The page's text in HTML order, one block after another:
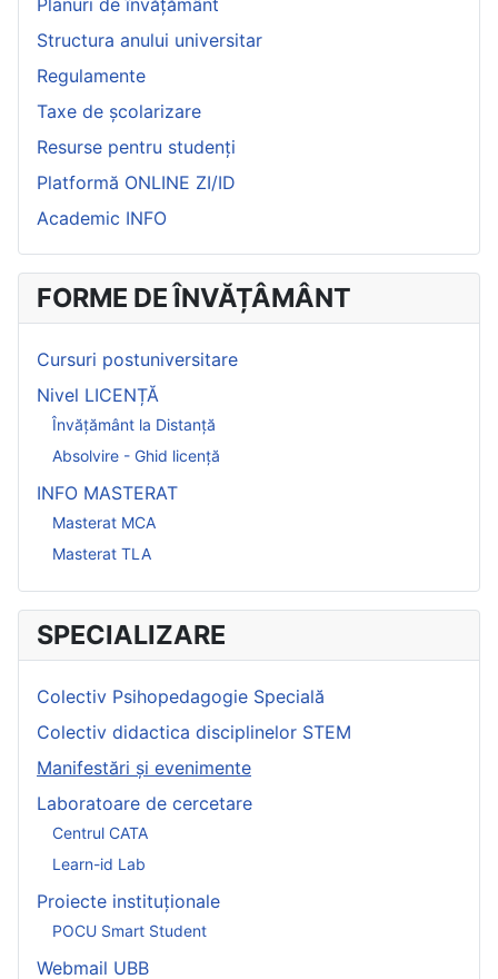
Planuri de învățământ
Structura anului universitar
Regulamente
Taxe de școlarizare
Resurse pentru studenți
Platformă ONLINE ZI/ID
Academic INFO
FORME DE ÎNVĂȚÂMÂNT
Cursuri postuniversitare
Nivel LICENȚĂ
Învățământ la Distanță
Absolvire - Ghid licență
INFO MASTERAT
Masterat MCA
Masterat TLA
SPECIALIZARE
Colectiv Psihopedagogie Specială
Colectiv didactica disciplinelor STEM
Manifestări și evenimente
Laboratoare de cercetare
Centrul CATA
Learn-id Lab
Proiecte instituționale
POCU Smart Student
Webmail UBB